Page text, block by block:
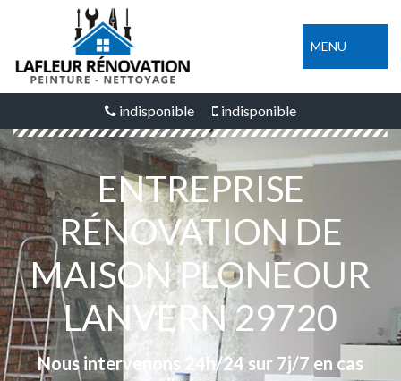
MENU
indisponible indisponible
ENTREPRISE
RÉNOVATION DE
MAISON PLONEOUR
LANVERN 29720
Nous intervenons 24h/24 sur 7j/7 en cas